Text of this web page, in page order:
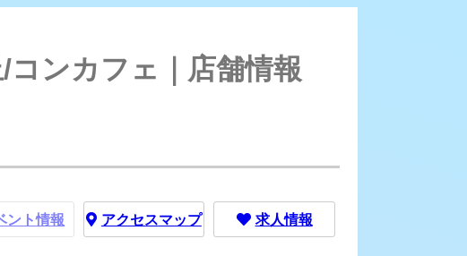
ンカフェ｜店舗情報
ント情報 アクセスマップ 求人情報